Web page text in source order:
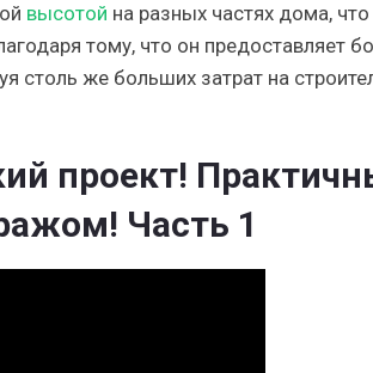
высотой на разных частях дома, что
тому, что он предоставляет
столь же больших затрат на
проект!
Часть 1